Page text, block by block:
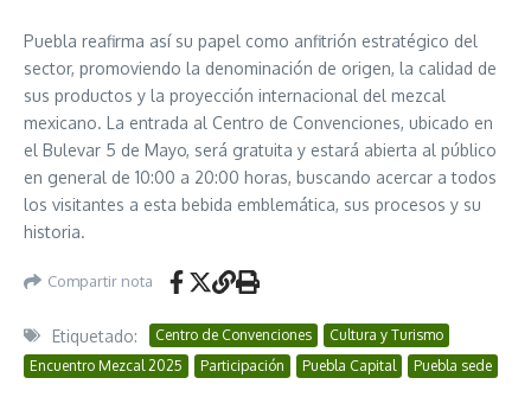
Puebla reafirma así su papel como anfitrión estratégico del
sector, promoviendo la denominación de origen, la calidad de
sus productos y la proyección internacional del mezcal
mexicano. La entrada al Centro de Convenciones, ubicado en
el Bulevar 5 de Mayo, será gratuita y estará abierta al público
en general de 10:00 a 20:00 horas, buscando acercar a todos
los visitantes a esta bebida emblemática, sus procesos y su
historia.
Compartir nota
Etiquetado: Centro de Convenciones
Cultura y Turismo
Encuentro Mezcal 2025
Participación Puebla Capital Puebla sede